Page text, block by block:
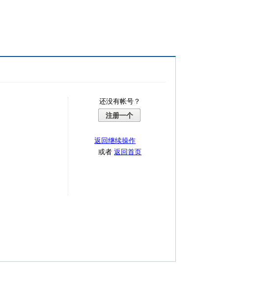
还没有帐号？
注册一个
返回继续操作
或者返回首页